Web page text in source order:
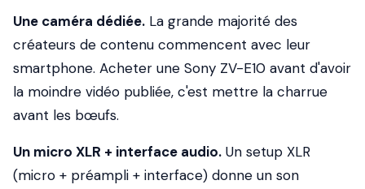
Une caméra dédiée. La grande majorité des
créateurs de contenu commencent avec leur
smartphone. Acheter une Sony ZV-E10 avant d'avoir
la moindre vidéo publiée, c'est mettre la charrue
avant les bœufs.
Un micro XLR + interface audio. Un setup XLR
(micro + préampli + interface) donne un son